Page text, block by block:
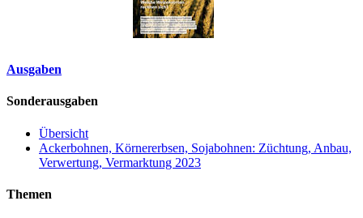
Ausgaben
Sonderausgaben
Übersicht
Ackerbohnen, Körnererbsen, Sojabohnen: Züchtung, Anbau,
Verwertung, Vermarktung 2023
Themen